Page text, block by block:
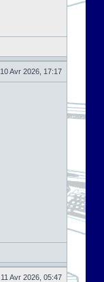
10 Avr 2026, 17:17
11 Avr 2026, 05:47